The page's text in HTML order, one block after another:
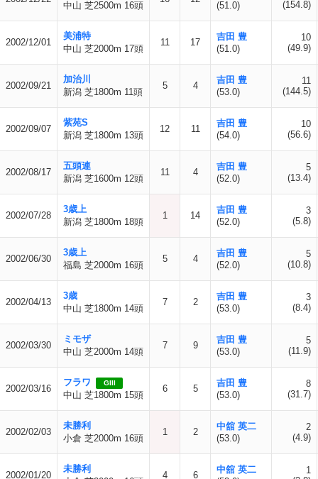
中山 芝2500m 16頭 (51.0) (154.8)
2002/12/01
美浦特
中山 芝2000m 17頭
11 17
吉田 豊
(51.0)
10
(49.9)
2002/09/21
加治川
新潟 芝1800m 11頭
5 4
吉田 豊
(53.0)
11
(144.5)
2002/09/07
紫苑S
新潟 芝1800m 13頭
12 11
吉田 豊
(54.0)
10
(56.6)
2002/08/17
五頭連
新潟 芝1600m 12頭
11 4
吉田 豊
(52.0)
5
(13.4)
2002/07/28
3歳上
新潟 芝1800m 18頭
1 14
吉田 豊
(52.0)
3
(5.8)
2002/06/30
3歳上
福島 芝2000m 16頭
5 4
吉田 豊
(52.0)
5
(10.8)
2002/04/13
3歳
中山 芝1800m 14頭
7 2
吉田 豊
(53.0)
3
(8.4)
2002/03/30
ミモザ
中山 芝2000m 14頭
7 9
吉田 豊
(53.0)
5
(11.9)
2002/03/16
フラワ GIII
中山 芝1800m 15頭
6 5
吉田 豊
(53.0)
8
(31.7)
2002/02/03
未勝利
小倉 芝2000m 16頭
1 2
中舘 英二
(53.0)
2
(4.9)
2002/01/20
未勝利
4 6
中舘 英二
1